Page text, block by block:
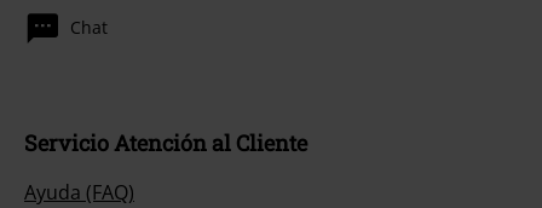
Chat
Servicio Atención al Cliente
Ayuda (FAQ)